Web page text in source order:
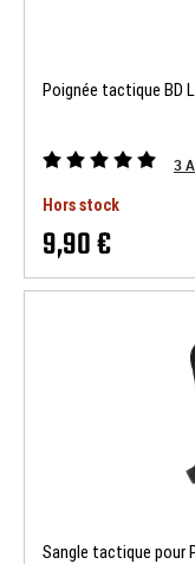
Poignée tactique BD
3
Hors stock
9,90 €
Sangle tactique pour